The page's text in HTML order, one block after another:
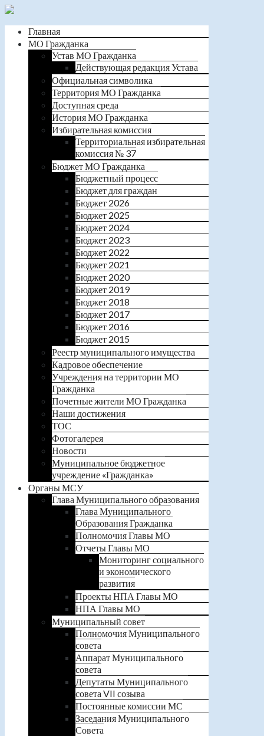
Главная
МО Гражданка
Устав МО Гражданка
Действующая редакция Устава
Официальная символика
Территория МО Гражданка
Доступная среда
История МО Гражданка
Избирательная комиссия
Территориальная избирательная
комиссия № 37
Бюджет МО Гражданка
Бюджетный процесс
Бюджет для граждан
Бюджет 2026
Бюджет 2025
Бюджет 2024
Бюджет 2023
Бюджет 2022
Бюджет 2021
Бюджет 2020
Бюджет 2019
Бюджет 2018
Бюджет 2017
Бюджет 2016
Бюджет 2015
Реестр муниципального имущества
Кадровое обеспечение
Учреждения на территории МО
Гражданка
Почетные жители МО Гражданка
Наши достижения
ТОС
Фотогалерея
Новости
Муниципальное бюджетное
учреждение «Гражданка»
Органы МСУ
Глава Муниципального образования
Глава Муниципального
Образования Гражданка
Полномочия Главы МО
Отчеты Главы МО
Мониторинг социального
и экономического
развития
Проекты НПА Главы МО
НПА Главы МО
Муниципальный совет
Полномочия Муниципального
совета
Аппарат Муниципального
совета
Депутаты Муниципального
совета VII созыва
Постоянные комиссии МС
Заседания Муниципального
Совета